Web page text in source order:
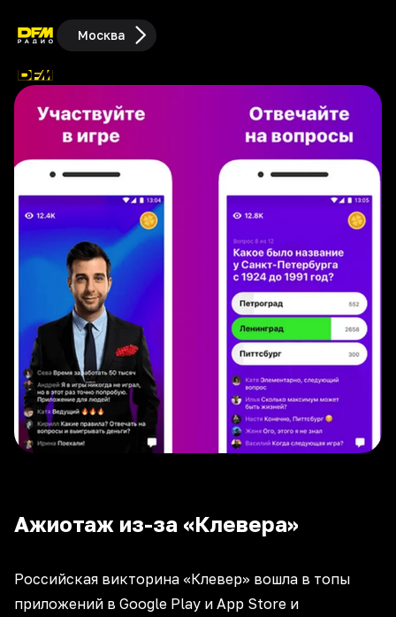
Москва
Ажиотаж из-за «Клевера»
Российская викторина «Клевер» вошла в топы
приложений в Google Play и App Store и